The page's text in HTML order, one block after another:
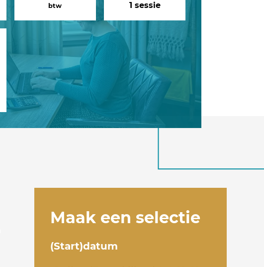
btw
1 sessie
Maak een selectie
(Start)datum